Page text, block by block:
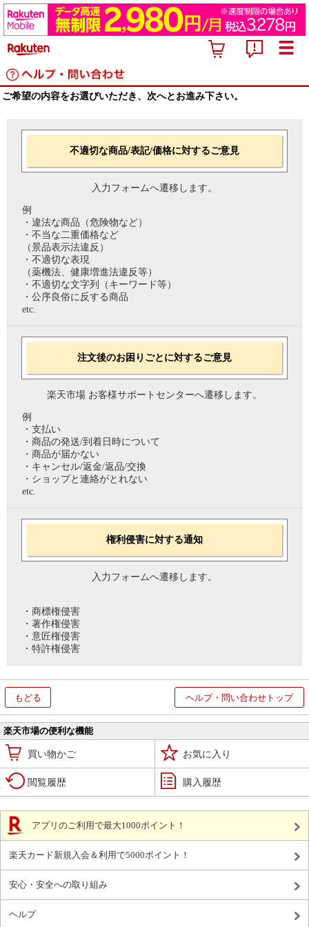
ご希望の内容をお選びいただき、次へとお進み下さい。
不適切な商品/表記/価格に対するご意見
入力フォームへ遷移します。
例
・違法な商品（危険物など）
・不当な二重価格など
（景品表示法違反）
・不適切な表現
（薬機法、健康増進法違反等）
・不適切な文字列（キーワード等）
・公序良俗に反する商品
etc.
注文後のお困りごとに対するご意見
楽天市場 お客様サポートセンターへ遷移します。
例
・支払い
・商品の発送/到着日時について
・商品が届かない
・キャンセル/返金/返品/交換
・ショップと連絡がとれない
etc.
権利侵害に対する通知
入力フォームへ遷移します。
・商標権侵害
・著作権侵害
・意匠権侵害
・特許権侵害
もどる ヘルプ・問い合わせトップ
楽天市場の便利な機能
買い物かご お気に入り
閲覧履歴 購入履歴
アプリのご利用で最大1000ポイント！
楽天カード新規入会＆利用で5000ポイント！
安心・安全への取り組み
ヘルプ